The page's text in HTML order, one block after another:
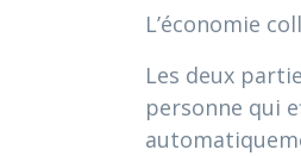
L’économie
Les deux
personne qui